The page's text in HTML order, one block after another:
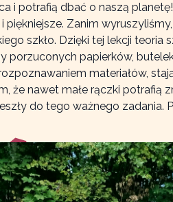
i potrafią dbać o naszą
Zanim
szkło. Dzięki tej lekcji
papierków,
materiałów,
że nawet małe rączki
do tego ważnego zadania.